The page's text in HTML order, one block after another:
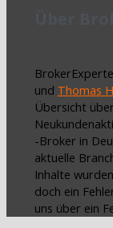
und Thomas
Übersicht
-Broker in
aktuelle
Inhalte
doch ein
uns über ein